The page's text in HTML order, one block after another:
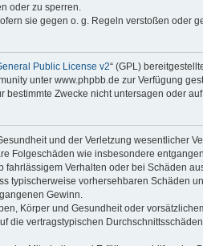
oder zu sperren.
sie gegen o. g. Regeln verstoßen oder
Public License v2“ (GPL)
unter www.phpbb.de zur Verfügung
Zwecke nicht untersagen oder
und der Verletzung wesentlicher
Folgeschäden wie insbesondere
Verhalten oder bei Schäden
typischerweise vorhersehbaren Schäden
Gewinn.
Körper und Gesundheit oder
vertragstypischen